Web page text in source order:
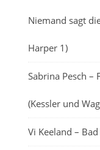
Niemand sagt
Harper 1)
Sabrina Pesch –
(Kessler und
Vi Keeland –